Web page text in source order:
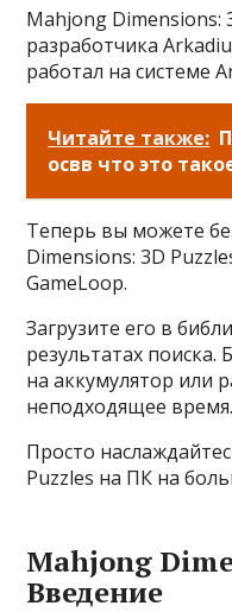
Mahjong Dimensions:
разработчика
работал на системе
Читайте также:
освв что это
Теперь вы можете
Dimensions: 3D
GameLoop.
Загрузите его в
результатах
на аккумулятор или
неподходящее время.
Просто
Puzzles на ПК на
Mahjong
Введение